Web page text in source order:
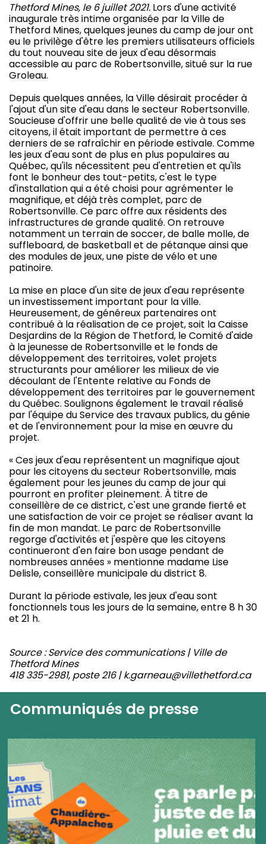
Thetford Mines, le 6 juillet 2021. Lors d'une activité
inaugurale très intime organisée par la Ville de
Thetford Mines, quelques jeunes du camp de jour ont
eu le privilège d'être les premiers utilisateurs officiels
du tout nouveau site de jeux d'eau désormais
accessible au parc de Robertsonville, situé sur la rue
Groleau.
Depuis quelques années, la Ville désirait procéder à
l'ajout d'un site d'eau dans le secteur Robertsonville.
Soucieuse d'offrir une belle qualité de vie à tous ses
citoyens, il était important de permettre à ces
derniers de se rafraîchir en période estivale. Comme
les jeux d'eau sont de plus en plus populaires au
Québec, qu'ils nécessitent peu d'entretien et qu'ils
font le bonheur des tout-petits, c'est le type
d'installation qui a été choisi pour agrémenter le
magnifique, et déjà très complet, parc de
Robertsonville. Ce parc offre aux résidents des
infrastructures de grande qualité. On retrouve
notamment un terrain de soccer, de balle molle, de
suffleboard, de basketball et de pétanque ainsi que
des modules de jeux, une piste de vélo et une
patinoire.
La mise en place d'un site de jeux d'eau représente
un investissement important pour la ville.
Heureusement, de généreux partenaires ont
contribué à la réalisation de ce projet, soit la Caisse
Desjardins de la Région de Thetford, le Comité d'aide
à la jeunesse de Robertsonville et le fonds de
développement des territoires, volet projets
structurants pour améliorer les milieux de vie
découlant de l'Entente relative au Fonds de
développement des territoires par le gouvernement
du Québec. Soulignons également le travail réalisé
par l'équipe du Service des travaux publics, du génie
et de l'environnement pour la mise en œuvre du
projet.
« Ces jeux d'eau représentent un magnifique ajout
pour les citoyens du secteur Robertsonville, mais
également pour les jeunes du camp de jour qui
pourront en profiter pleinement. À titre de
conseillère de ce district, c'est une grande fierté et
une satisfaction de voir ce projet se réaliser avant la
fin de mon mandat. Le parc de Robertsonville
regorge d'activités et j'espère que les citoyens
continueront d'en faire bon usage pendant de
nombreuses années » mentionne madame Lise
Delisle, conseillère municipale du district 8.
Durant la période estivale, les jeux d'eau sont
fonctionnels tous les jours de la semaine, entre 8 h 30
et 21 h.
Source : Service des communications | Ville de
Thetford Mines
418 335-2981, poste 216 | k.garneau@villethetford.ca
Communiqués de presse